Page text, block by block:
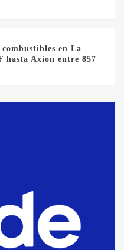
en La
hasta Axion entre 857
drogas en la tarde
el edificio de lo